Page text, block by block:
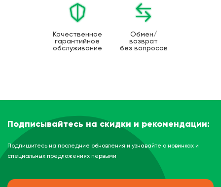
Качественное
гарантийное
обслуживание
Обмен/
возврат
без вопросов
Подписывайтесь на скидки и рекомендации:
Подпишитесь на последние обновления и узнавайте о новинках и
специальных предложениях первыми